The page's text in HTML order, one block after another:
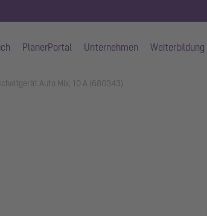
PlanerPortal Unternehmen Weiterbildung
Auto Mix, 10 A (680343)